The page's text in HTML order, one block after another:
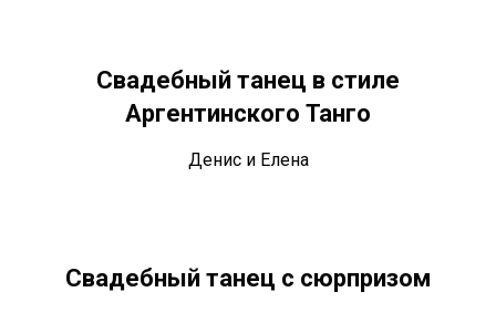
Свадебный танец в стиле
Аргентинского Танго
Денис и Елена
Свадебный танец с сюрпризом